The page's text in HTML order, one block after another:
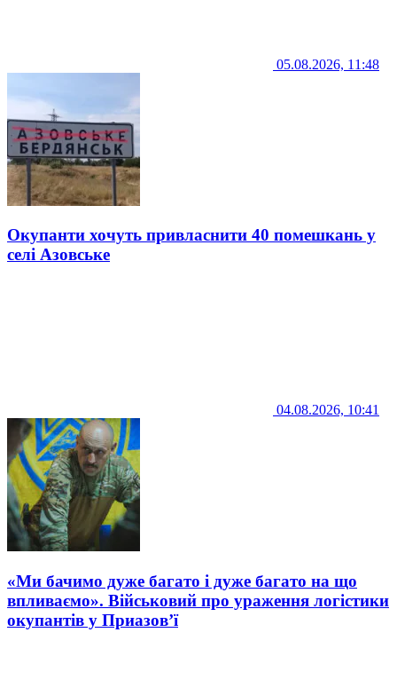
05.08.2026, 11:48
Окупанти хочуть привласнити 40 помешкань у
селі Азовське
04.08.2026, 10:41
«Ми бачимо дуже багато і дуже багато на що
впливаємо». Військовий про ураження логістики
окупантів у Приазов’ї